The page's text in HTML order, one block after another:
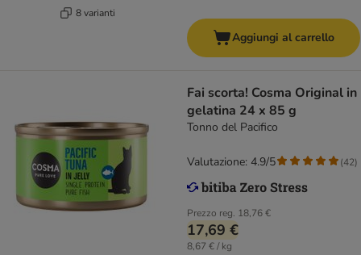
8 varianti
Aggiungi al carrello
Fai scorta! Cosma Original in
gelatina 24 x 85 g
Tonno del Pacifico
Prezzo reg. 18,76 €
17,69 €
8,67 € / kg
Valutazione: 4.9/5 (42)